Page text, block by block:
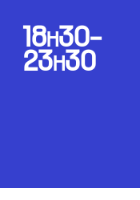
18h30-
23h30